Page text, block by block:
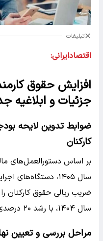
تبلیغات
اقتصادایرانی:
جزئیات و ابلاغیه
کارکنان
بر اساس دستورالعمل‌های
سال ۱۴۰۵،
ضریب ریالی حقوق کارکنان
سال ۱۴۰۴، با رشد ۲۰ درصدی در محاسبات خود درج کنند.
مراحل بررسی و تعیین